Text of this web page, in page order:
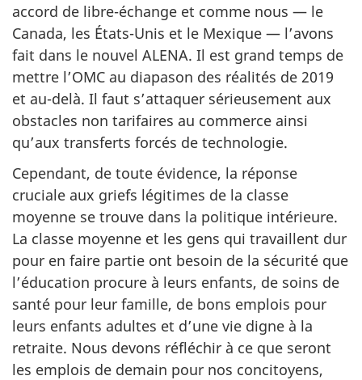
accord de libre-échange et comme nous — le
Canada, les États-Unis et le Mexique — l’avons
fait dans le nouvel ALENA. Il est grand temps de
mettre l’OMC au diapason des réalités de 2019
et au-delà. Il faut s’attaquer sérieusement aux
obstacles non tarifaires au commerce ainsi
qu’aux transferts forcés de technologie.
Cependant, de toute évidence, la réponse
cruciale aux griefs légitimes de la classe
moyenne se trouve dans la politique intérieure.
La classe moyenne et les gens qui travaillent dur
pour en faire partie ont besoin de la sécurité que
l’éducation procure à leurs enfants, de soins de
santé pour leur famille, de bons emplois pour
leurs enfants adultes et d’une vie digne à la
retraite. Nous devons réfléchir à ce que seront
les emplois de demain pour nos concitoyens,